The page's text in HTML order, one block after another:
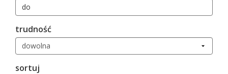
trudność
sortuj